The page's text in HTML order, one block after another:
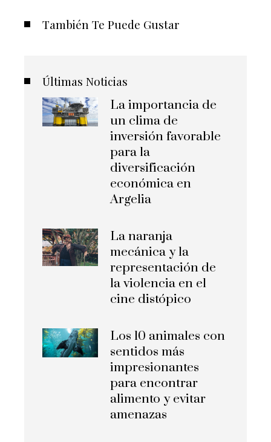
También Te Puede Gustar
Últimas Noticias
La importancia de
un clima de
inversión favorable
para la
diversificación
económica en
Argelia
La naranja
mecánica y la
representación de
la violencia en el
cine distópico
Los 10 animales con
sentidos más
impresionantes
para encontrar
alimento y evitar
amenazas